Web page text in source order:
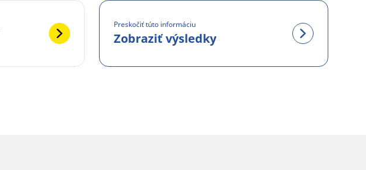
Preskočiť túto informáciu
Zobraziť výsledky